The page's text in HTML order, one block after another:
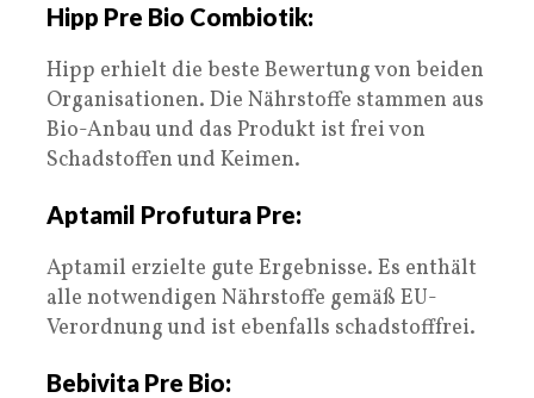
Hipp Pre Bio Combiotik:
Hipp erhielt die beste Bewertung von beiden
Organisationen. Die Nährstoffe stammen aus
Bio-Anbau und das Produkt ist frei von
Schadstoffen und Keimen.
Aptamil Profutura Pre:
Aptamil erzielte gute Ergebnisse. Es enthält
alle notwendigen Nährstoffe gemäß EU-
Verordnung und ist ebenfalls schadstofffrei.
Bebivita Pre Bio: